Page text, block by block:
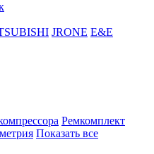
JRONE E&E
Ремкомплект
Показать все